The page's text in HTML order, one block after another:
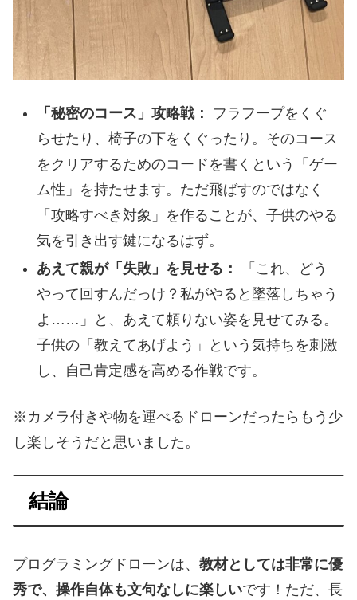
「秘密のコース」攻略戦：
フラフープをくぐ
らせたり、椅子の下をくぐったり。そのコース
をクリアするためのコードを書くという「ゲー
ム性」を持たせます。ただ飛ばすのではなく
「攻略すべき対象」を作ることが、子供のやる
気を引き出す鍵になるはず。
あえて親が「失敗」を見せる：
「これ、どう
やって回すんだっけ？私がやると墜落しちゃう
よ……」と、あえて頼りない姿を見せてみる。
子供の「教えてあげよう」という気持ちを刺激
し、自己肯定感を高める作戦です。
※カメラ付きや物を運べるドローンだったらもう少
し楽しそうだと思いました。
結論
プログラミングドローンは、 教材としては非常に優
秀で、操作自体も文句なしに楽しいです！ただ、長